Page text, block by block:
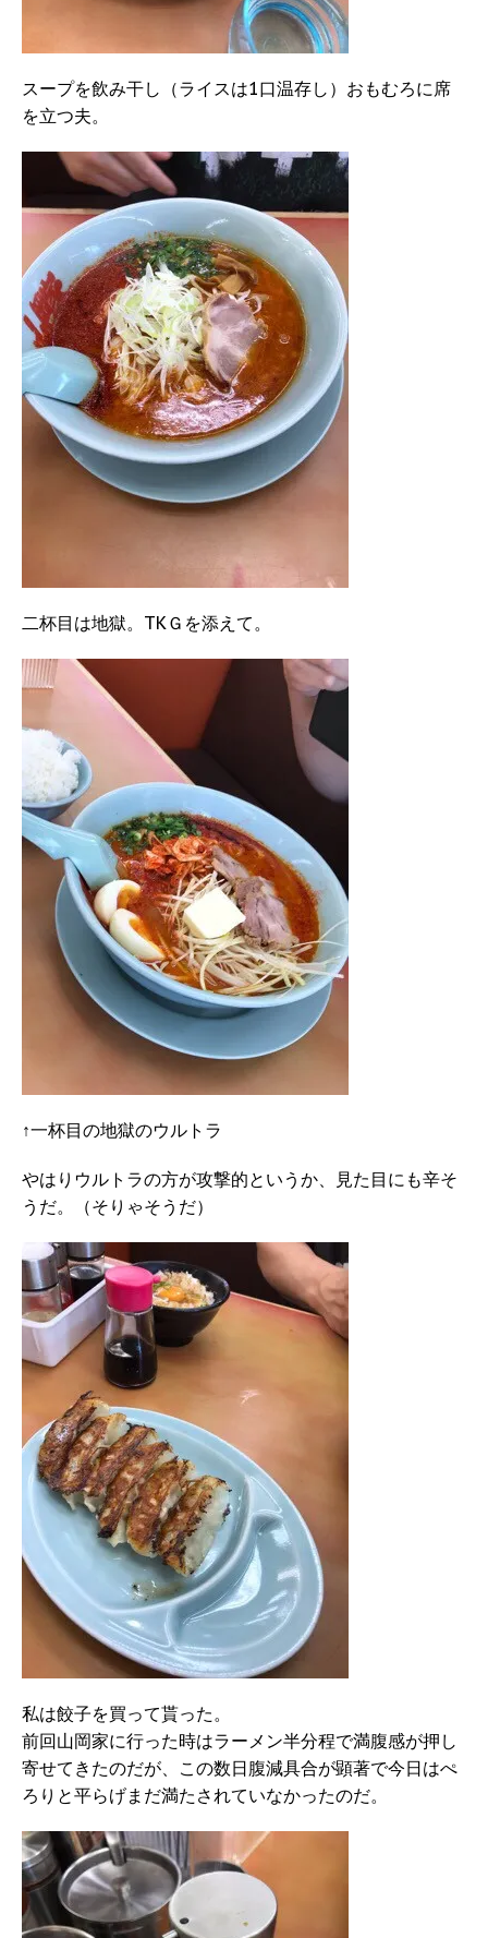
スープを飲み干し（ライスは1口温存し）おもむろに席
を立つ夫。
二杯目は地獄。TKＧを添えて。
↑一杯目の地獄のウルトラ
やはりウルトラの方が攻撃的というか、見た目にも辛そ
うだ。（そりゃそうだ）
私は餃子を買って貰った。
前回山岡家に行った時はラーメン半分程で満腹感が押し
寄せてきたのだが、この数日腹減具合が顕著で今日はぺ
ろりと平らげまだ満たされていなかったのだ。